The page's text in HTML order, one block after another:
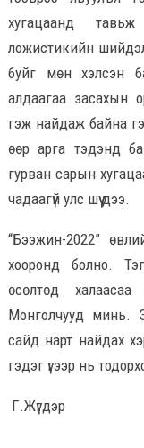
хугацаанд
ложистикийн
буйг мөн хэлсэн
алдаагаа засахын
гэж найдаж байна
өөр арга тэдэнд
гурван сарын
чадаагүй улс шүү дээ.
“Бээжин-2022”
хооронд болно.
өсөлтөд
Монголчууд минь.
сайд нарт найдах
гэдэг үгээр нь
Г.Жүгдэр